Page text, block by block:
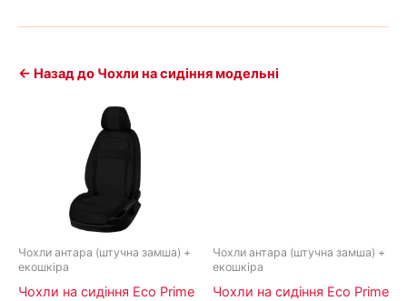
← Назад до Чохли на сидіння модельні
Чохли антара (штучна замша) +
екошкіра
Чохли на сидіння Eco Prime
Чохли антара (штучна замша) +
екошкіра
Чохли на сидіння Eco Prime